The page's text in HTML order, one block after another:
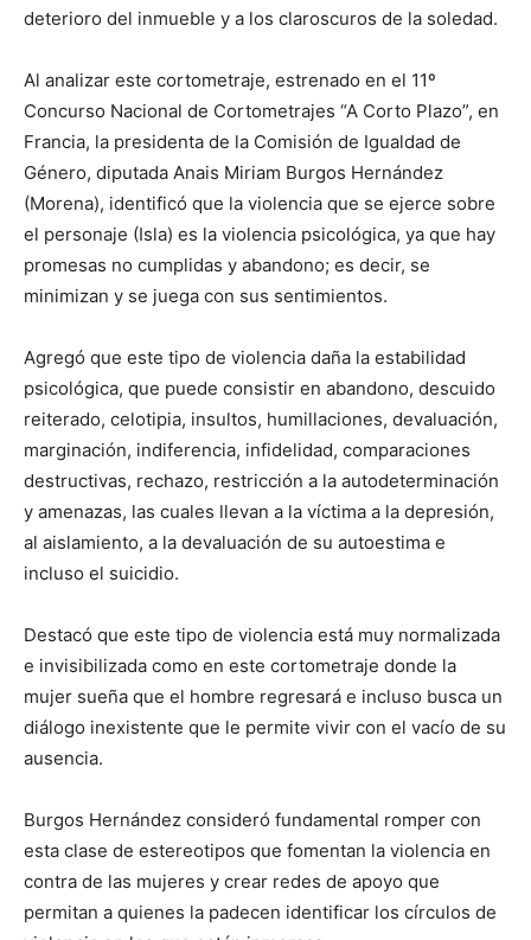
deterioro del inmueble y a los claroscuros de la soledad.
Al analizar este cortometraje, estrenado en el 11º
Concurso Nacional de Cortometrajes “A Corto Plazo”, en
Francia, la presidenta de la Comisión de Igualdad de
Género, diputada Anais Miriam Burgos Hernández
(Morena), identificó que la violencia que se ejerce sobre
el personaje (Isla) es la violencia psicológica, ya que hay
promesas no cumplidas y abandono; es decir, se
minimizan y se juega con sus sentimientos.
Agregó que este tipo de violencia daña la estabilidad
psicológica, que puede consistir en abandono, descuido
reiterado, celotipia, insultos, humillaciones, devaluación,
marginación, indiferencia, infidelidad, comparaciones
destructivas, rechazo, restricción a la autodeterminación
y amenazas, las cuales llevan a la víctima a la depresión,
al aislamiento, a la devaluación de su autoestima e
incluso el suicidio.
Destacó que este tipo de violencia está muy normalizada
e invisibilizada como en este cortometraje donde la
mujer sueña que el hombre regresará e incluso busca un
diálogo inexistente que le permite vivir con el vacío de su
ausencia.
Burgos Hernández consideró fundamental romper con
esta clase de estereotipos que fomentan la violencia en
contra de las mujeres y crear redes de apoyo que
permitan a quienes la padecen identificar los círculos de